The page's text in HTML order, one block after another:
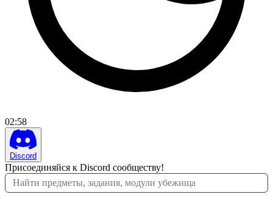
02:58
Discord
Присоединяйся к Discord сообществу!